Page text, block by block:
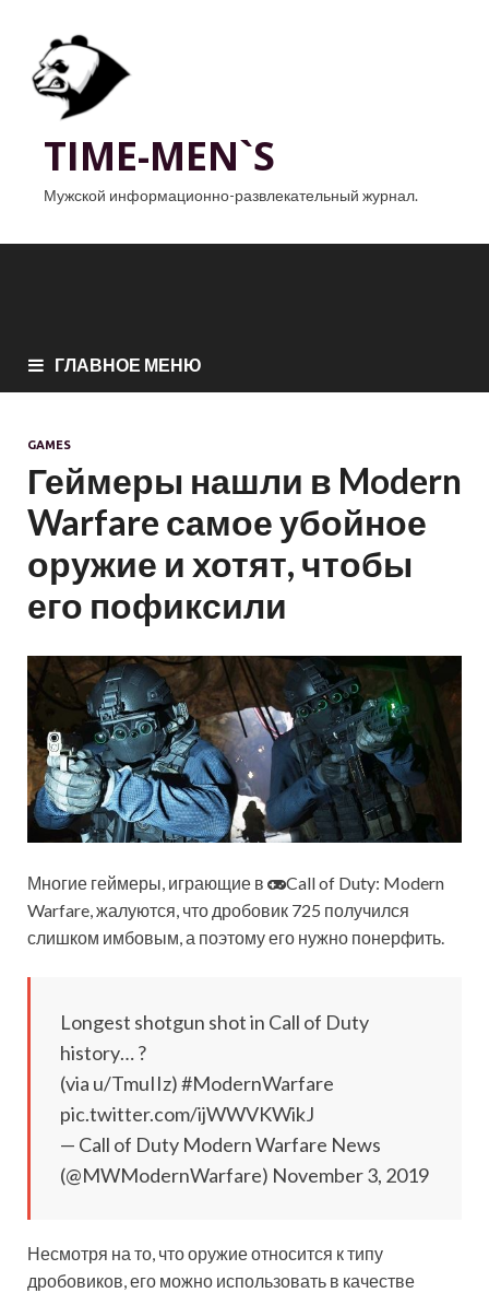
TIME-MEN`S
Мужской информационно-развлекательный журнал.
ГЛАВНОЕ МЕНЮ
GAMES
Геймеры нашли в Modern
Warfare самое убойное
оружие и хотят, чтобы
его пофиксили
Многие геймеры, играющие в
Call of Duty: Modern
Warfare, жалуются, что дробовик 725 получился
слишком имбовым, а поэтому его нужно понерфить.
Longest shotgun shot in Call of Duty
history… ?
(via u/TmuIIz) #ModernWarfare
pic.twitter.com/ijWWVKWikJ
— Call of Duty Modern Warfare News
(@MWModernWarfare) November 3, 2019
Несмотря на то, что оружие относится к типу
дробовиков, его можно использовать в качестве